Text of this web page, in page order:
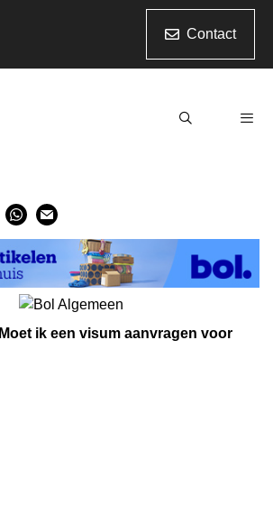
Contact
Moet ik een visum aanvragen voor